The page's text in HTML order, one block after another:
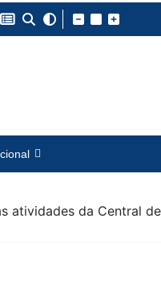
atividades da Central